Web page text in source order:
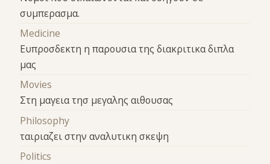
συμπερασμα.
Medicine
Ευπροσδεκτη η παρουσια της διακριτικα διπλα
μας
Movies
Στη μαγεια τησ μεγαλης αιθουσας
Philosophy
ταιριαζει στην αναλυτικη σκεψη
Politics